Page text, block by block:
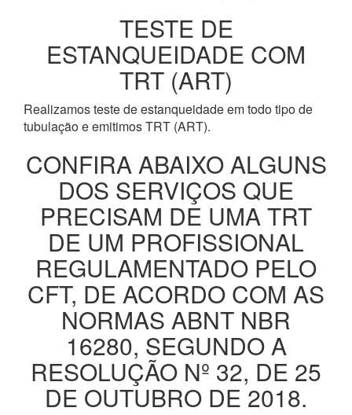
TESTE DE
ESTANQUEIDADE COM
TRT (ART)
Realizamos teste de estanqueidade em todo tipo de
tubulação e emitimos TRT (ART).
CONFIRA ABAIXO ALGUNS
DOS SERVIÇOS QUE
PRECISAM DE UMA TRT
DE UM PROFISSIONAL
REGULAMENTADO PELO
CFT, DE ACORDO COM AS
NORMAS ABNT NBR
16280, SEGUNDO A
RESOLUÇÃO Nº 32, DE 25
DE OUTUBRO DE 2018.